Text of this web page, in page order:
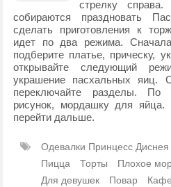
стрелку
собираются праздновать
сделать приготовления к
идет по два режима.
подберите платье, прическу,
открывайте следующий
украшение пасхальных яиц.
переключайте разделы. По
рисунок, мордашку для яйца.
перейти дальше.
Одевалки Принцесс Диснея
Пицца
Торты Плохое
Для девушек
Повар Кафе